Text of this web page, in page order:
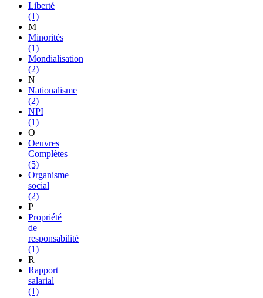
Liberté
(1)
M
Minorités
(1)
Mondialisation
(2)
N
Nationalisme
(2)
NPI
(1)
O
Oeuvres
Complètes
(5)
Organisme
social
(2)
P
Propriété
de
responsabilité
(1)
R
Rapport
salarial
(1)